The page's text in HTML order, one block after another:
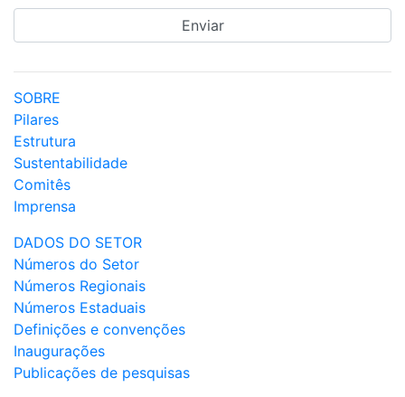
SOBRE
Pilares
Estrutura
Sustentabilidade
Comitês
Imprensa
DADOS DO SETOR
Números do Setor
Números Regionais
Números Estaduais
Definições e convenções
Inaugurações
Publicações de pesquisas